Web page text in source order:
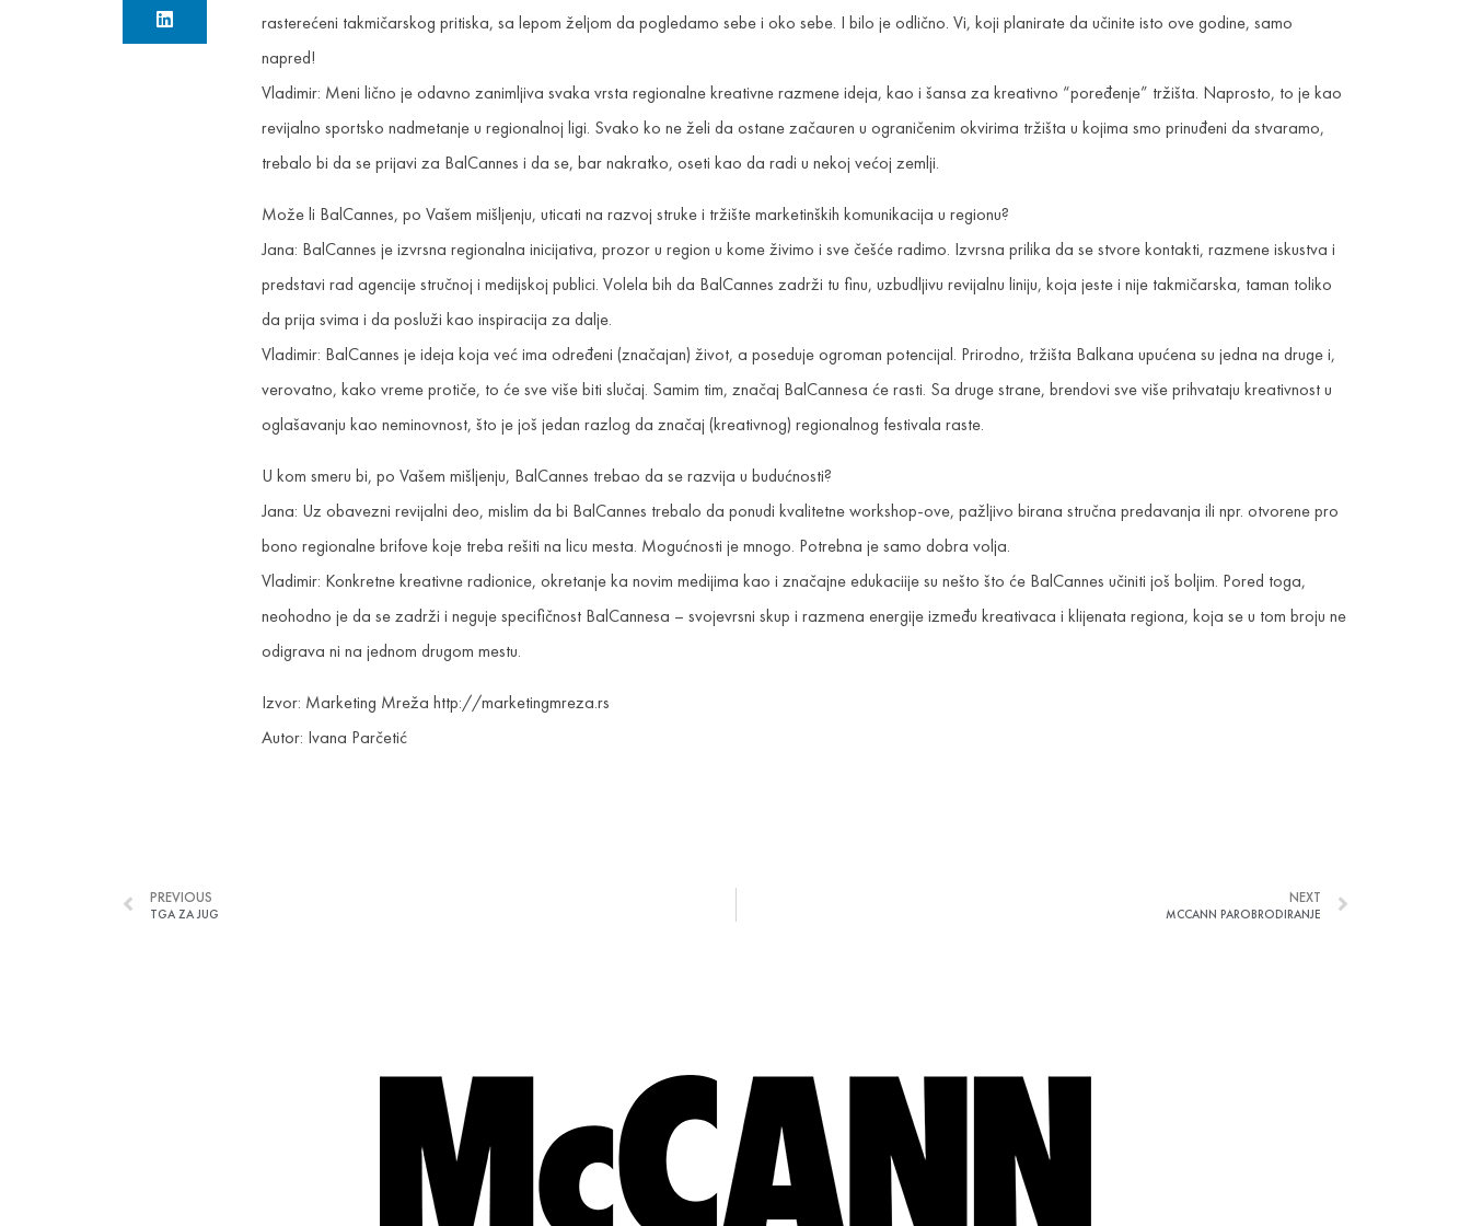
rasterećeni takmičarskog pritiska, sa lepom željom da pogledamo sebe i oko sebe. I bilo je odlično. Vi, koji planirate da učinite isto ove godine, samo
napred!
Vladimir: Meni lično je odavno zanimljiva svaka vrsta regionalne kreativne razmene ideja, kao i šansa za kreativno “poređenje” tržišta. Naprosto, to je kao
revijalno sportsko nadmetanje u regionalnoj ligi. Svako ko ne želi da ostane začauren u ograničenim okvirima tržišta u kojima smo prinuđeni da stvaramo,
trebalo bi da se prijavi za BalCannes i da se, bar nakratko, oseti kao da radi u nekoj većoj zemlji.
Može li BalCannes, po Vašem mišljenju, uticati na razvoj struke i tržište marketinških komunikacija u regionu?
Jana: BalCannes je izvrsna regionalna inicijativa, prozor u region u kome živimo i sve češće radimo. Izvrsna prilika da se stvore kontakti, razmene iskustva i
predstavi rad agencije stručnoj i medijskoj publici. Volela bih da BalCannes zadrži tu finu, uzbudljivu revijalnu liniju, koja jeste i nije takmičarska, taman toliko
da prija svima i da posluži kao inspiracija za dalje.
Vladimir: BalCannes je ideja koja već ima određeni (značajan) život, a poseduje ogroman potencijal. Prirodno, tržišta Balkana upućena su jedna na druge i,
verovatno, kako vreme protiče, to će sve više biti slučaj. Samim tim, značaj BalCannesa će rasti. Sa druge strane, brendovi sve više prihvataju kreativnost u
oglašavanju kao neminovnost, što je još jedan razlog da značaj (kreativnog) regionalnog festivala raste.
U kom smeru bi, po Vašem mišljenju, BalCannes trebao da se razvija u budućnosti?
Jana: Uz obavezni revijalni deo, mislim da bi BalCannes trebalo da ponudi kvalitetne workshop-ove, pažljivo birana stručna predavanja ili npr. otvorene pro
bono regionalne brifove koje treba rešiti na licu mesta. Mogućnosti je mnogo. Potrebna je samo dobra volja.
Vladimir: Konkretne kreativne radionice, okretanje ka novim medijima kao i značajne edukaciije su nešto što će BalCannes učiniti još boljim. Pored toga,
neohodno je da se zadrži i neguje specifičnost BalCannesa – svojevrsni skup i razmena energije između kreativaca i klijenata regiona, koja se u tom broju ne
odigrava ni na jednom drugom mestu.
Izvor: Marketing Mreža http://marketingmreza.rs
Autor: Ivana Parčetić
PREVIOUS
TGA ZA JUG
NEXT
MCCANN PAROBRODIRANJE